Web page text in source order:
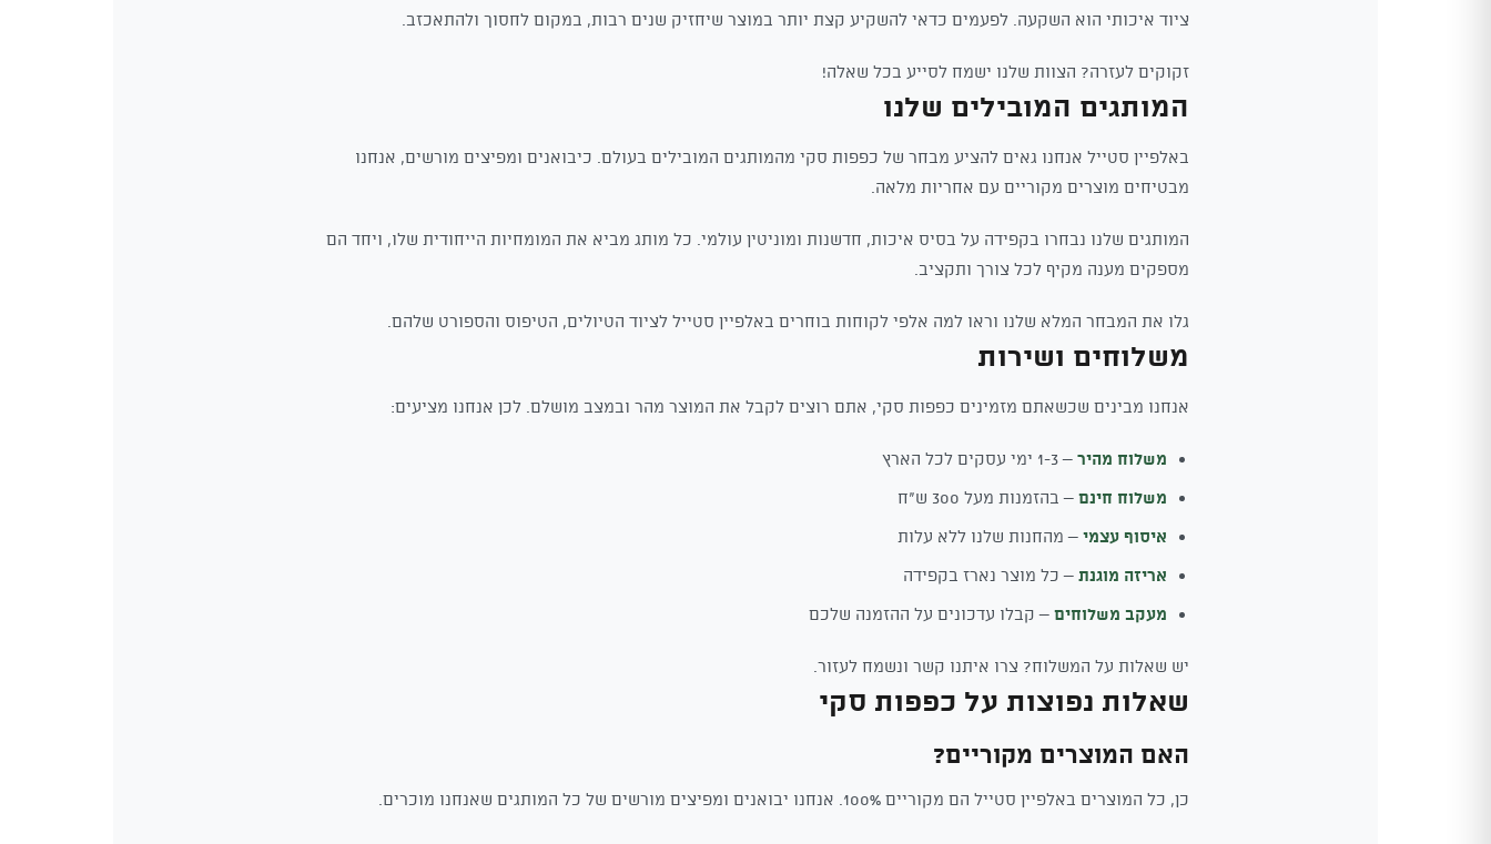
ציוד איכותי הוא השקעה. לפעמים כדאי להשקיע קצת יותר במוצר שיחזיק שנים רבות, במקום לחסוך ולהתאכזב.
זקוקים לעזרה? הצוות שלנו ישמח לסייע בכל שאלה!
המותגים המובילים שלנו
באלפיין סטייל אנחנו גאים להציע מבחר של כפפות סקי מהמותגים המובילים בעולם. כיבואנים ומפיצים מורשים, אנחנו
מבטיחים מוצרים מקוריים עם אחריות מלאה.
המותגים שלנו נבחרו בקפידה על בסיס איכות, חדשנות ומוניטין עולמי. כל מותג מביא את המומחיות הייחודית שלו, ויחד הם
מספקים מענה מקיף לכל צורך ותקציב.
גלו את המבחר המלא שלנו וראו למה אלפי לקוחות בוחרים באלפיין סטייל לציוד הטיולים, הטיפוס והספורט שלהם.
משלוחים ושירות
אנחנו מבינים שכשאתם מזמינים כפפות סקי, אתם רוצים לקבל את המוצר מהר ובמצב מושלם. לכן אנחנו מציעים:
משלוח מהיר – 1-3 ימי עסקים לכל הארץ
משלוח חינם – בהזמנות מעל 300 ש"ח
איסוף עצמי – מהחנות שלנו ללא עלות
אריזה מוגנת – כל מוצר נארז בקפידה
מעקב משלוחים – קבלו עדכונים על ההזמנה שלכם
יש שאלות על המשלוח? צרו איתנו קשר ונשמח לעזור.
שאלות נפוצות על כפפות סקי
האם המוצרים מקוריים?
כן, כל המוצרים באלפיין סטייל הם מקוריים 100%. אנחנו יבואנים ומפיצים מורשים של כל המותגים שאנחנו מוכרים.